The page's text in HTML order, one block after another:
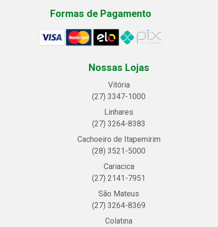
Formas de Pagamento
Nossas Lojas
Vitória
(27) 3347-1000
Linhares
(27) 3264-8383
Cachoeiro de Itapemirim
(28) 3521-5000
Cariacica
(27) 2141-7951
São Mateus
(27) 3264-8369
Colatina